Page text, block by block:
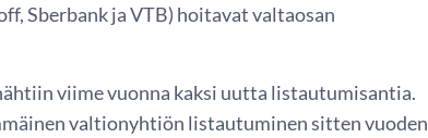
Sberbank ja VTB) hoitavat valtaosan
viime vuonna kaksi uutta listautumisantia.
valtionyhtiön listautuminen sitten vuoden